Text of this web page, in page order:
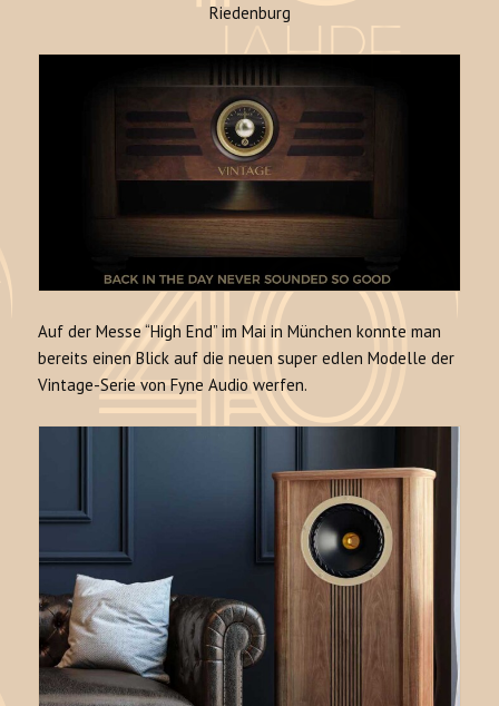
Riedenburg
Auf der Messe “High End” im Mai in München konnte man
bereits einen Blick auf die neuen super edlen Modelle der
Vintage-Serie von Fyne Audio werfen.